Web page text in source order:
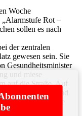
Woche
„Alarmstufe Rot –
sollen es nach
der zentralen
gewesen sein. Sie
Gesundheitsminister
und miese
auf die Straße. Auf
und
„Lasst ... Bitte